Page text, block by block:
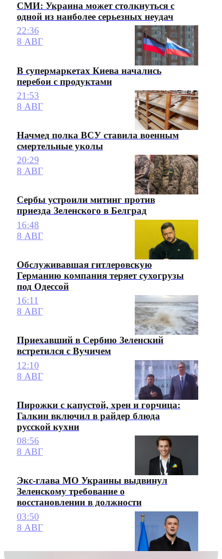
СМИ: Украина может столкнуться с
одной из наиболее серьезных неудач
22:36
8 АВГ
В супермаркетах Киева начались
перебои с продуктами
21:53
8 АВГ
Начмед полка ВСУ ставила военным
смертельные уколы
20:29
8 АВГ
Сербы устроили митинг против
приезда Зеленского в Белград
16:48
8 АВГ
Обслуживавшая гитлеровскую
Германию компания теряет сухогрузы
под Одессой
16:11
8 АВГ
Приехавший в Сербию Зеленский
встретился с Вучичем
12:10
8 АВГ
Пирожки с капустой, хрен и горчица:
Галкин включил в райдер блюда
русской кухни
08:56
8 АВГ
Экс-глава МО Украины выдвинул
Зеленскому требование о
восстановлении в должности
03:50
8 АВГ